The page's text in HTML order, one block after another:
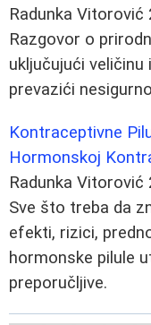
Radunka Vitorović
Razgovor o
uključujući
prevazići
Kontraceptivne
Hormonskoj
Radunka Vitorović
Sve što treba da
efekti, rizici,
hormonske pilule
preporučljive.